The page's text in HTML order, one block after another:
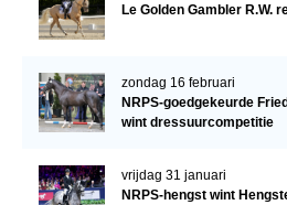
Le Golden Gambler R.W.
zondag 16 februari
NRPS-goedgekeurde
wint dressuurcompetitie
vrijdag 31 januari
NRPS-hengst wint